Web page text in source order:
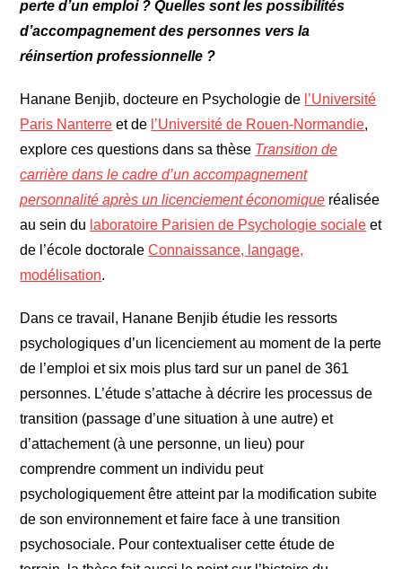
perte d’un emploi ? Quelles sont les possibilités
d’accompagnement des personnes vers la
réinsertion professionnelle ?
Hanane Benjib, docteure en Psychologie de l’Université
Paris Nanterre et de l’Université de Rouen-Normandie,
explore ces questions dans sa thèse Transition de
carrière dans le cadre d’un accompagnement
personnalité après un licenciement économique réalisée
au sein du laboratoire Parisien de Psychologie sociale et
de l’école doctoraleConnaissance, langage,
modélisation.
Dans ce travail, Hanane Benjib étudie les ressorts
psychologiques d’un licenciement au moment de la perte
de l’emploi et six mois plus tard sur un panel de 361
personnes. L’étude s’attache à décrire les processus de
transition (passage d’une situation à une autre) et
d’attachement (à une personne, un lieu) pour
comprendre comment un individu peut
psychologiquement être atteint par la modification subite
de son environnement et faire face à une transition
psychosociale. Pour contextualiser cette étude de